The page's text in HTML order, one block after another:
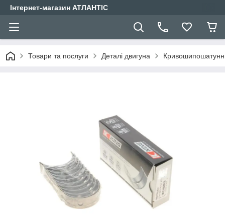
Інтернет-магазин АТЛАНТІС
Товари та послуги Деталі двигуна